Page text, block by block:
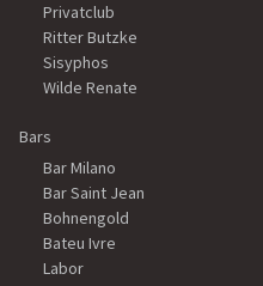
Privatclub
Ritter Butzke
Sisyphos
Wilde Renate
Bars
Bar Milano
Bar Saint Jean
Bohnengold
Bateu Ivre
Labor